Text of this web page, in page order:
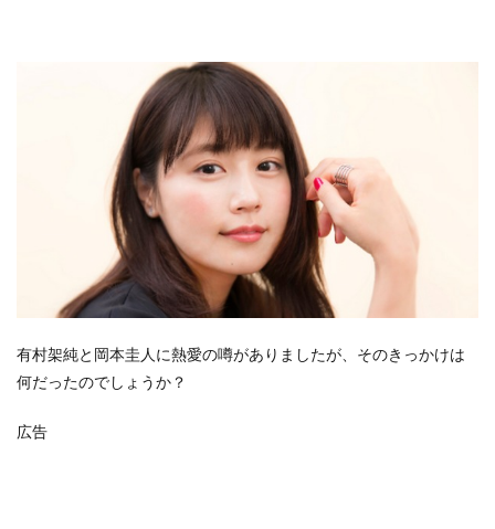
有村架純と岡本圭人に熱愛の噂がありましたが、そのきっかけは
何だったのでしょうか？
広告